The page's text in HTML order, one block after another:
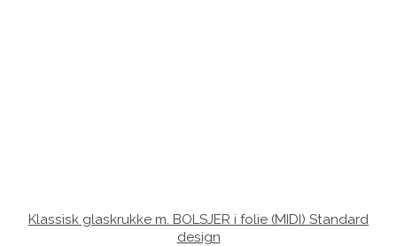
Klassisk glaskrukke m. BOLSJER i folie (MIDI) Standard
design